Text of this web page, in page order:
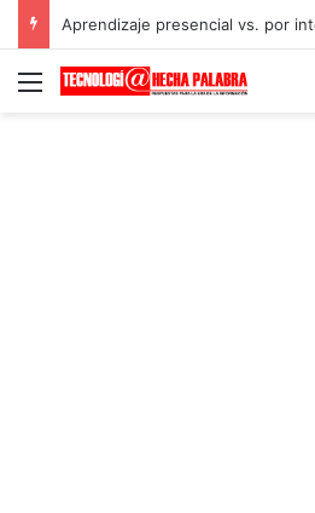
Aprendizaje presencial vs. por
Menú